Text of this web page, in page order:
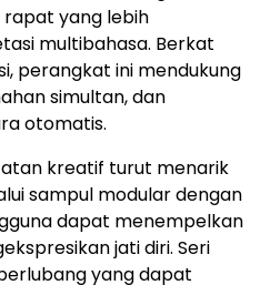
yang lebih
multibahasa. Berkat
perangkat ini mendukung
simultan, dan
otomatis.
kreatif turut menarik
sampul modular dengan
dapat menempelkan
jati diri. Seri
yang dapat